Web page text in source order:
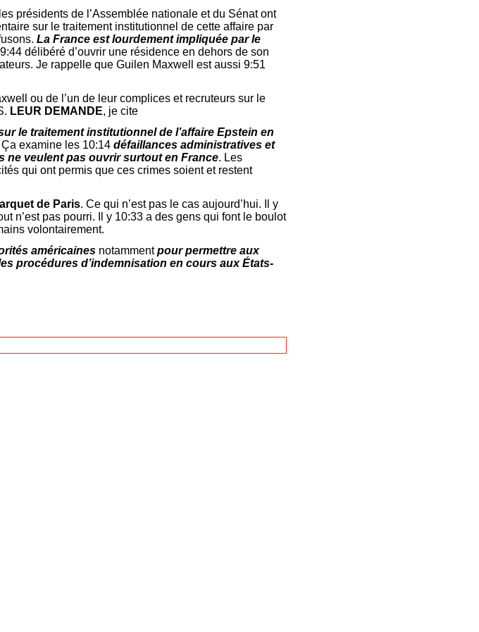
présidents de l’Assemblée nationale et du Sénat ont
sur le traitement institutionnel de cette affaire par
La France est lourdement impliquée par le
délibéré d’ouvrir une résidence en dehors de son
Je rappelle que Guilen Maxwell est aussi 9:51
ou de l’un de leur complices et recruteurs sur le
LEUR DEMANDE, je cite
le traitement institutionnel de l’affaire Epstein en
examine les 10:14 défaillances administratives et
ne veulent pas ouvrir surtout en France. Les
qui ont permis que ces crimes soient et restent
de Paris. Ce qui n’est pas le cas aujourd’hui. Il y
n’est pas pourri. Il y 10:33 a des gens qui font le boulot
volontairement.
américaines notammentpour permettre aux
procédures d’indemnisation en cours aux États-